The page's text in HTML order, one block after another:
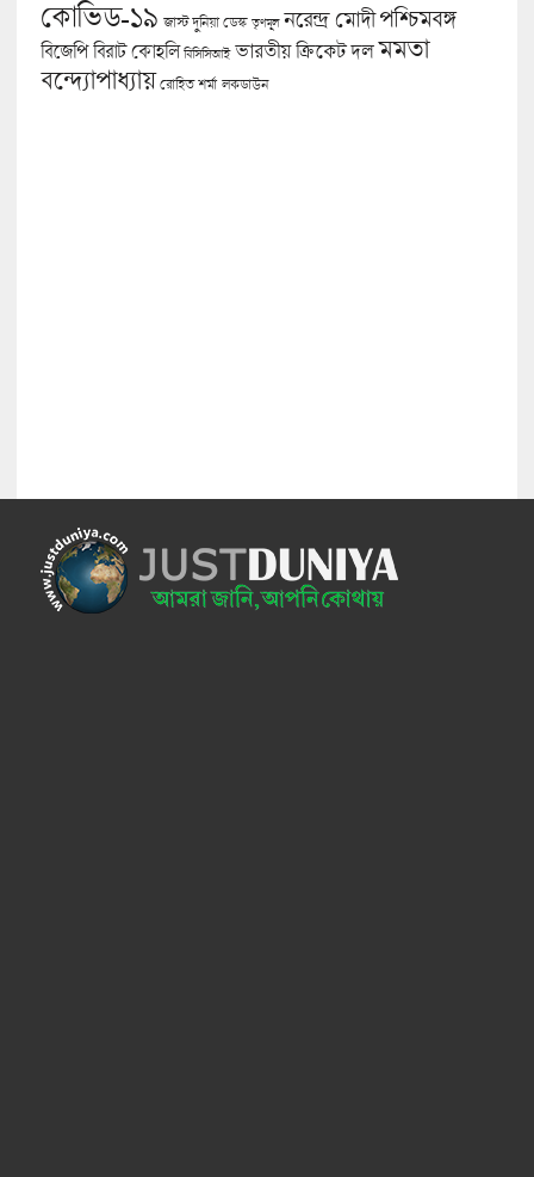
কোভিড-১৯ জাস্ট দুনিয়া ডেস্ক তৃণমূল নরেন্দ্র মোদী পশ্চিমবঙ্গ
বিজেপি বিরাট কোহলি বিসিসিআই ভারতীয় ক্রিকেট দল মমতা
বন্দ্যোপাধ্যায় রোহিত শর্মা লকডাউন